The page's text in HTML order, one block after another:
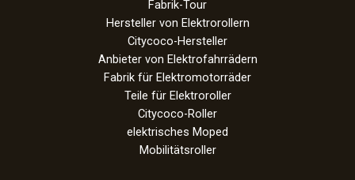
Fabrik-Tour
Hersteller von Elektrorollern
Citycoco-Hersteller
Anbieter von Elektrofahrrädern
Fabrik für Elektromotorräder
Teile für Elektroroller
Citycoco-Roller
elektrisches Moped
Mobilitätsroller